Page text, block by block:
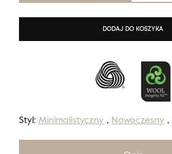
Styl: Minimalistyczny , Nowoczesny ,
DODAJ DO KOSZYKA